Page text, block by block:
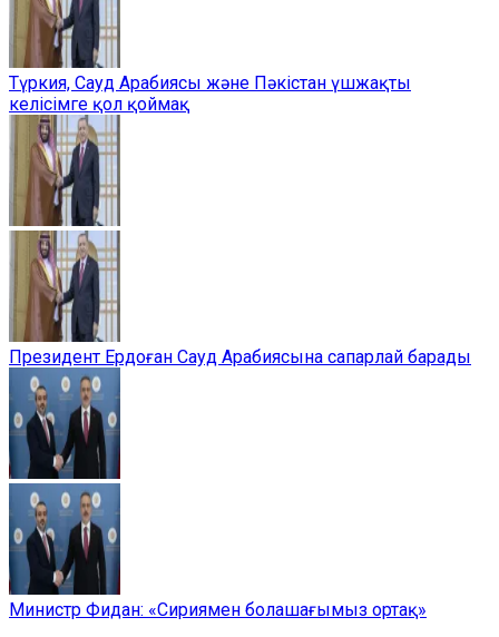
Түркия, Сауд Арабиясы және Пәкістан үшжақты
келісімге қол қоймақ
Президент Ердоған Сауд Арабиясына сапарлай барады
Министр Фидан: «Сириямен болашағымыз ортақ»